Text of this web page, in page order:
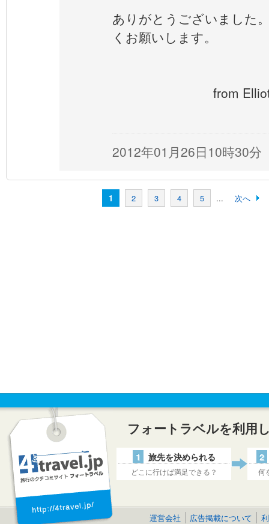
ありがとうございました
くお願いします。
from
2012年01月26日10時30分
1 2 3 4 5 ... 次へ
フォートラベルを利用
1 旅先を決められる
どこに行けば満足できる？
2
何
運営会社 広告掲載について